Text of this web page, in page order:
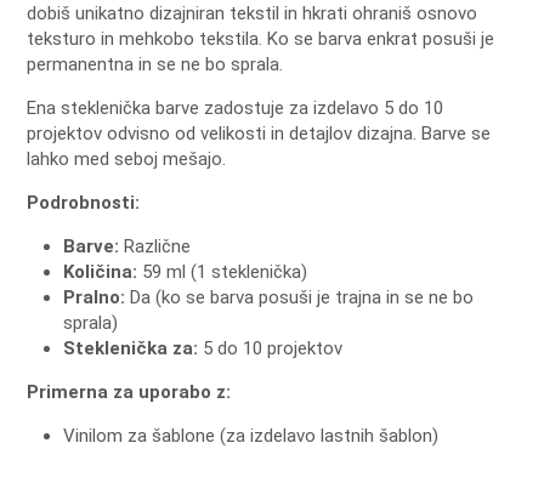
dobiš unikatno dizajniran tekstil in hkrati ohraniš osnovo
teksturo in mehkobo tekstila. Ko se barva enkrat posuši je
permanentna in se ne bo sprala.
Ena steklenička barve zadostuje za izdelavo 5 do 10
projektov odvisno od velikosti in detajlov dizajna. Barve se
lahko med seboj mešajo.
Podrobnosti:
Barve: Različne
Količina: 59 ml (1 steklenička)
Pralno: Da (ko se barva posuši je trajna in se ne bo
sprala)
Steklenička za: 5 do 10 projektov
Primerna za uporabo z:
Vinilom za šablone (za izdelavo lastnih šablon)